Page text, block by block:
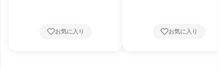
徳島県、香川県、愛媛県、福岡県、佐賀県、
長崎県、熊本県、大分県
お気に入り
徳島県、香川県、愛媛県、福岡県、佐
長崎県、熊本県、大分県
お気に入り